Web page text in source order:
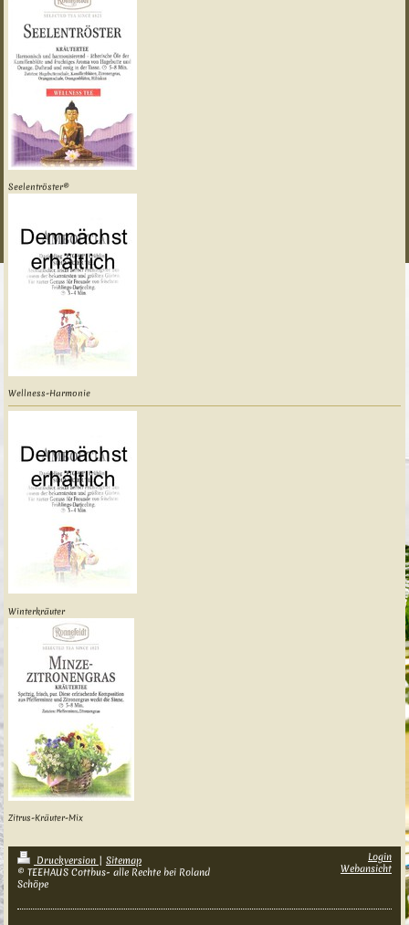
Seelentröster®
Wellness-Harmonie
Winterkräuter
Zitrus-Kräuter-Mix
Druckversion | Sitemap
© TEEHAUS Cottbus- alle Rechte bei Roland
Schöpe
Login
Webansicht